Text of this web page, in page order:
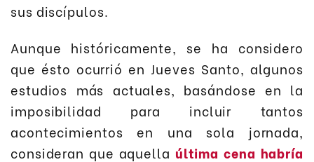
sus discípulos.
Aunque históricamente, se ha considero
que ésto ocurrió en Jueves Santo, algunos
estudios más actuales, basándose en la
imposibilidad para incluir tantos
acontecimientos en una sola jornada,
consideran que aquella última cena habría